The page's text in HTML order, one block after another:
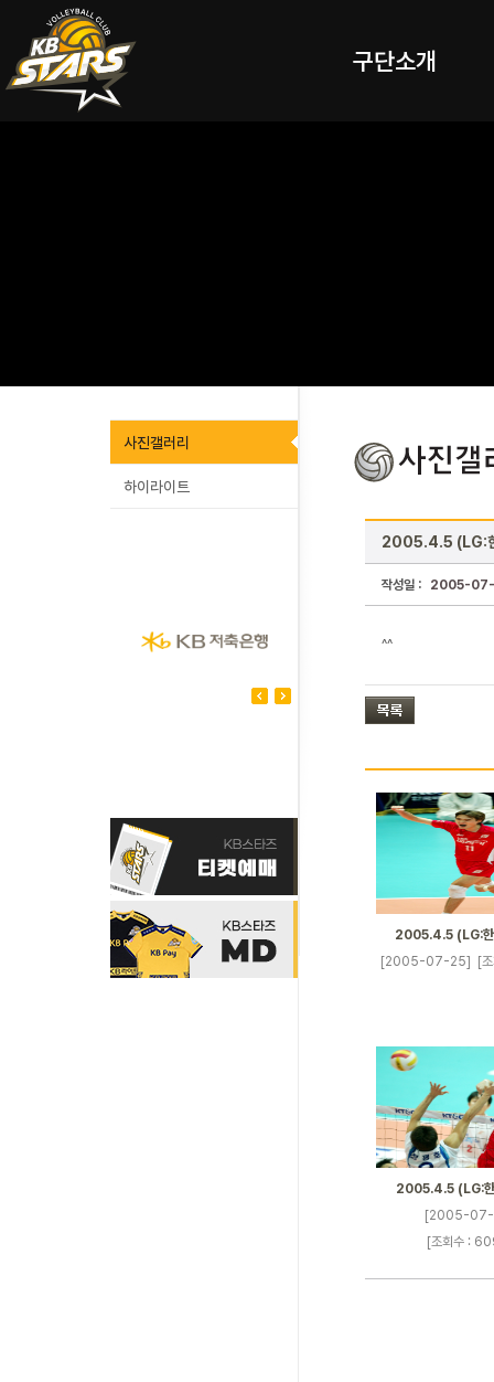
구단소개
사진갤러리
하이라이트
2005.4.5 (LG:
작성일 : 2005-
^^
2005.4.5 (LG:
[2005-07-25]
[
2005.4.5 (LG:
[2005-
[조회수 :